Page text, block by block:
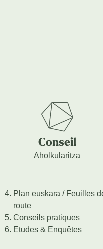
Conseil
Aholkularitza
Plan euskara / Feuilles
route
Conseils pratiques
Etudes & Enquêtes